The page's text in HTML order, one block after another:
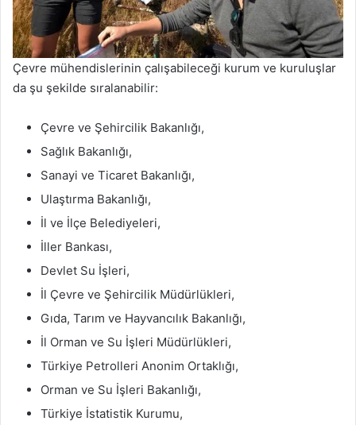
Çevre mühendislerinin çalışabileceği kurum ve kuruluşlar
da şu şekilde sıralanabilir:
Çevre ve Şehircilik Bakanlığı,
Sağlık Bakanlığı,
Sanayi ve Ticaret Bakanlığı,
Ulaştırma Bakanlığı,
İl ve İlçe Belediyeleri,
İller Bankası,
Devlet Su İşleri,
İl Çevre ve Şehircilik Müdürlükleri,
Gıda, Tarım ve Hayvancılık Bakanlığı,
İl Orman ve Su İşleri Müdürlükleri,
Türkiye Petrolleri Anonim Ortaklığı,
Orman ve Su İşleri Bakanlığı,
Türkiye İstatistik Kurumu,